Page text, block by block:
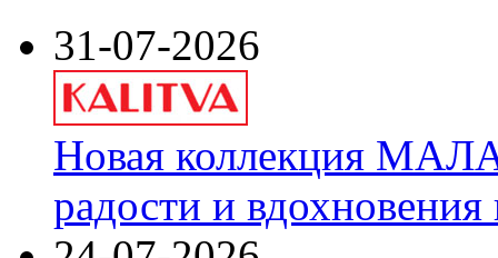
31-07-2026
Новая коллекция
радости и